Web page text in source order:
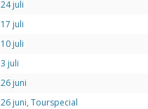
24 juli
17 juli
10 juli
3 juli
26 juni
26 juni, Tourspecial